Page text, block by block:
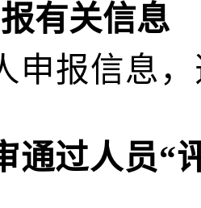
有关信息
申报信息
通过人员“